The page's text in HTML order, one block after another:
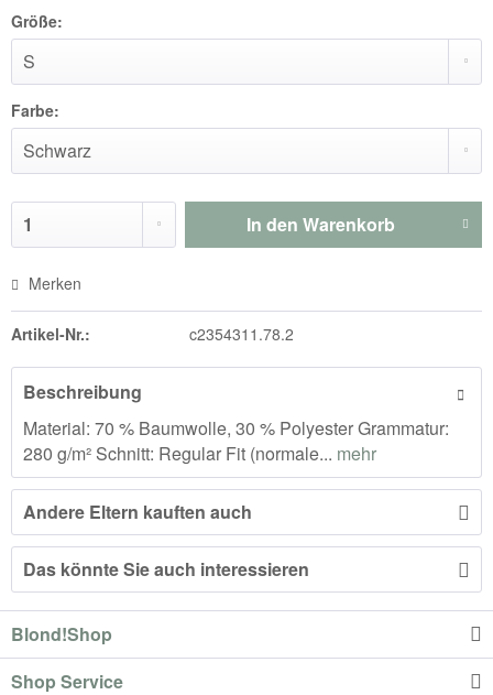
Größe:
Farbe:
In den Warenkorb
Merken
Artikel-Nr.: c2354311.78.2
Beschreibung
Material: 70 % Baumwolle, 30 % Polyester Grammatur:
280 g/m² Schnitt: Regular Fit (normale... mehr
Andere Eltern kauften auch
Das könnte Sie auch interessieren
Blond!Shop
Shop Service